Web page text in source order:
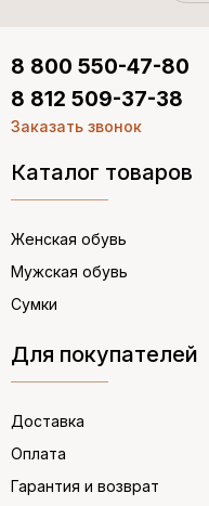
Каталог товаров
Женская обувь
Мужская обувь
Сумки
Для покупателей
Доставка
Оплата
Гарантия и возврат
8 800 550-47-80
8 812 509-37-38
Заказать звонок